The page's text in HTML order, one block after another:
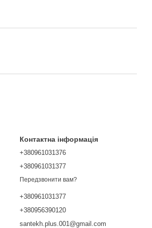
Контактна інформація
+380961031376
+380961031377
Передзвонити вам?
+380961031377
+380956390120
santekh.plus.001@gmail.com